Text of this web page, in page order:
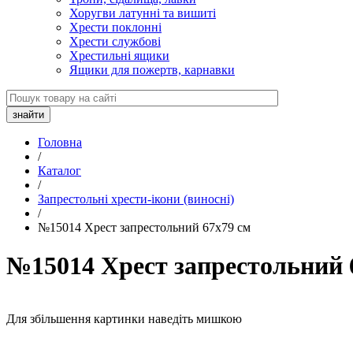
Хоругви латунні та вишиті
Хрести поклонні
Хрести службові
Хрестильні ящики
Ящики для пожертв, карнавки
Головна
/
Каталог
/
Запрестольні хрести-ікони (виносні)
/
№15014 Хрест запрестольний 67х79 см
№15014 Хрест запрестольний
Для збільшення картинки наведіть мишкою